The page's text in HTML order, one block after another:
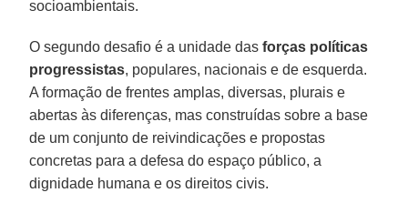
socioambientais.
O segundo desafio é a unidade dasforças políticas
progressistas, populares, nacionais e de esquerda.
A formação de frentes amplas, diversas, plurais e
abertas às diferenças, mas construídas sobre a base
de um conjunto de reivindicações e propostas
concretas para a defesa do espaço público, a
dignidade humana e os direitos civis.